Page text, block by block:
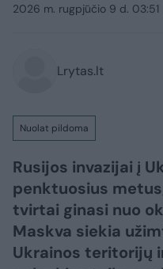
2026 m. rugpjūčio 9 d. 03:51
Lrytas.lt
Nuolat pildoma
Rusijos invazijai į
penktuosius
tvirtai ginasi nuo
Maskva siekia
Ukrainos teritorijų